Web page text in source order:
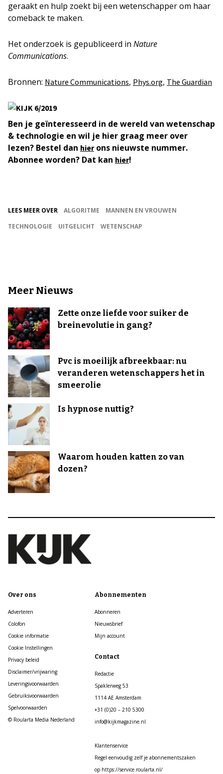
geraakt en hulp zoekt bij een wetenschapper om haar
comeback te maken.
Het onderzoek is gepubliceerd in Nature
Communications.
Bronnen: Nature Communications, Phys.org, The Guardian
Ben je geïnteresseerd in de wereld van wetenschap
& technologie en wil je hier graag meer over
lezen? Bestel dan hierons nieuwste nummer.
Abonnee worden? Dat kan hier!
LEES MEER OVER ALGORITME
MANNEN EN VROUWEN
TECHNOLOGIE
UITGELICHT WETENSCHAP
Meer Nieuws
Zette onze liefde voor suiker de
breinevolutie in gang?
Pvc is moeilijk afbreekbaar: nu
veranderen wetenschappers het in
smeerolie
Is hypnose nuttig?
Waarom houden katten zo van
dozen?
Over ons
Adverteren
Colofon
Cookie informatie
Cookie Instellingen
Privacy beleid
Disclaimer/vrijwaring
Leveringsvoorwaarden
Gebruiksvoorwaarden
Spelvoorwaarden
© Roularta Media Nederland
Abonnementen
Abonneren
Nieuwsbrief
Mijn account
Contact
Redactie
Spaklerweg 53
1114 AE Amsterdam
+31 (0)20 – 210 5300
info@kijkmagazine.nl
Klantenservice
Regel eenvoudig zelf je abonnementszaken
op https://service.roularta.nl/